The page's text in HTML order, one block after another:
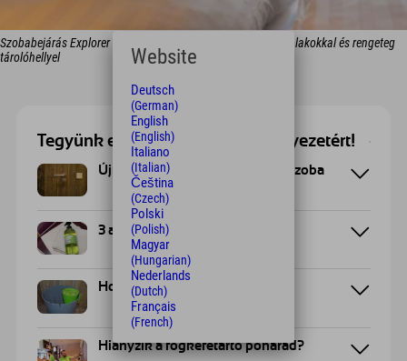
Szobabejárás Explorer Hotels: Design szobák panorámás ablakokkal és rengeteg
tárolóhellyel
Tegyünk együtt valami jót a környezetért!
Újrahasznosított fából készült szoba
3 az 1-ben tusfürdő
Hová tartozik a szemeted?
Hiányzik a fogkefetartó poharad?
Website
Deutsch
(German)
English
(English)
Italiano
(Italian)
Čeština
(Czech)
Polski
(Polish)
Magyar
(Hungarian)
Nederlands
(Dutch)
Français
(French)